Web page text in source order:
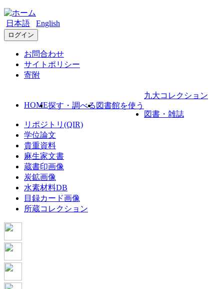
日本語 English
ログイン
お問合わせ
サイトポリシー
寄附
HOME探す・調べる 図書館を使う
九大コレクション
図書・雑誌
リポジトリ(QIR)
学位論文
貴重資料
麻生家文書
蔵書印画像
炭鉱画像
水素材料DB
目録カード画像
所蔵コレクション